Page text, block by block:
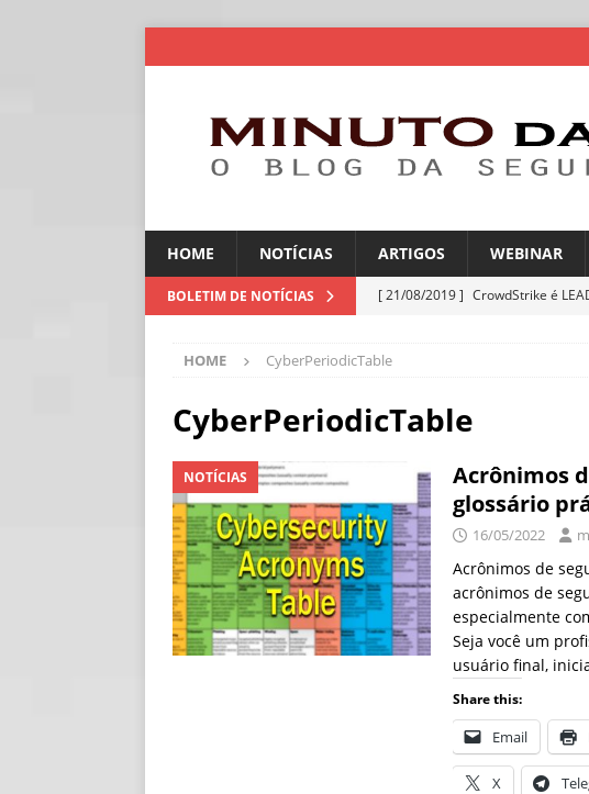
HOME NOTÍCIAS ARTIGOS WEBINAR
BOLETIM DE NOTÍCIAS [ 21/08/2019 ] CrowdStrike é
[ 06/08/2026 ]
industriais
NOTÍCIAS
[ 06/08/2026 ]
Falsas
NOTÍCIAS
[ 06/08/2026 ] Sem guardrails, a
[ 06/08/2026 ]
IA eleva taxa de
HOME CyberPeriodicTable
CyberPeriodicTable
NOTÍCIAS
Acrônimos
glossário
16/05/2022
Acrônimos de
acrônimos de
especialmente
Seja você um
usuário final,
Share this:
Email
X